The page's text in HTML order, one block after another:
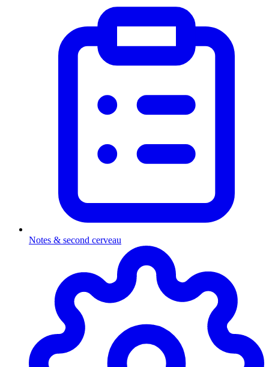
Notes & second cerveau